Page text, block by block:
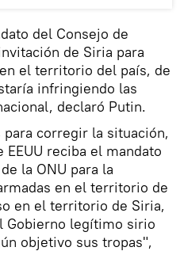
del Consejo de
de Siria para
el territorio del país, de
infringiendo las
declaró Putin.
corregir la situación,
reciba el mandato
la ONU para la
en el territorio de
en el territorio de Siria,
Gobierno legítimo sirio
objetivo sus tropas",